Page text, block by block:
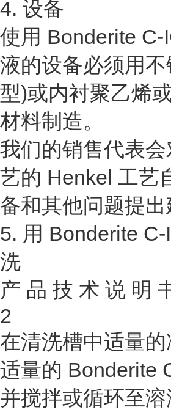
4. 设备
使用 Bonderite C-
液的设备必须用
型)或内衬聚乙烯
材料制造。
我们的销售代表
艺的 Henkel 工艺
备和其他问题提出
5. 用 Bonderite
洗
产 品 技 术 说 明
2
在清洗槽中适量的
适量的 Bonderite
并搅拌或循环至